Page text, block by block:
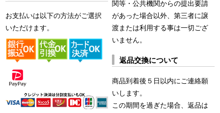
お支払いは以下の方法がご選択
いただけます。
関等・公共機関からの提出要請
があった場合以外、第三者に譲
渡または利用する事は一切ござ
いません。
返品交換について
商品到着後５日以内にご連絡願
いします。
この期間を過ぎた場合、返品は